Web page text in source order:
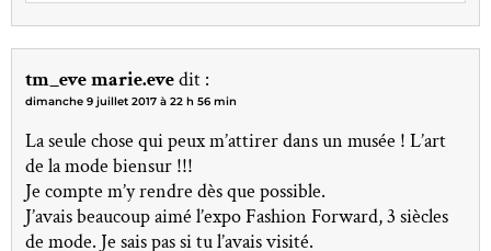
tm_eve marie.evedit :
dimanche 9 juillet 2017 à 22 h 56 min
La seule chose qui peux m’attirer dans un musée ! L’art
de la mode biensur !!!
Je compte m’y rendre dès que possible.
J’avais beaucoup aimé l’expo Fashion Forward, 3 siècles
de mode. Je sais pas si tu l’avais visité.